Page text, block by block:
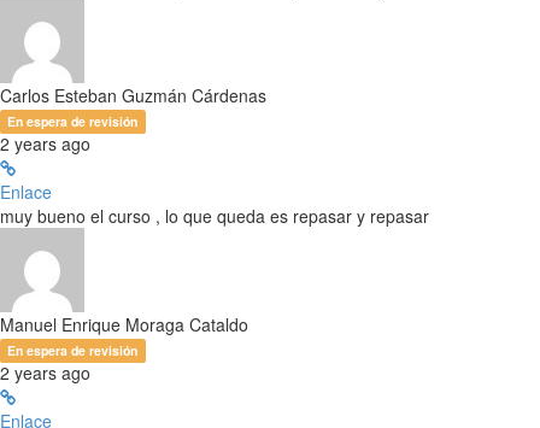
Carlos Esteban Guzmán Cárdenas
En espera de revisión
2 years ago
Enlace
muy bueno el curso , lo que queda es repasar y repasar
Manuel Enrique Moraga Cataldo
En espera de revisión
2 years ago
Enlace